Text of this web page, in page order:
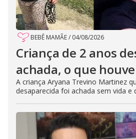
BEBÊ MAMÃE/ 04/08/2026
Criança de 2 anos
achada, o que
A criança Aryana Trevino Martinez
desaparecida foi achada sem vida e